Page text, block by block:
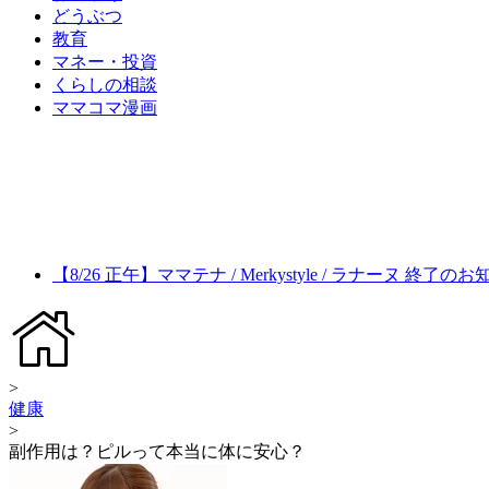
どうぶつ
教育
マネー・投資
くらしの相談
ママコマ漫画
【8/26 正午】ママテナ / Merkystyle / ラナーヌ 終了のお
>
健康
>
副作用は？ピルって本当に体に安心？